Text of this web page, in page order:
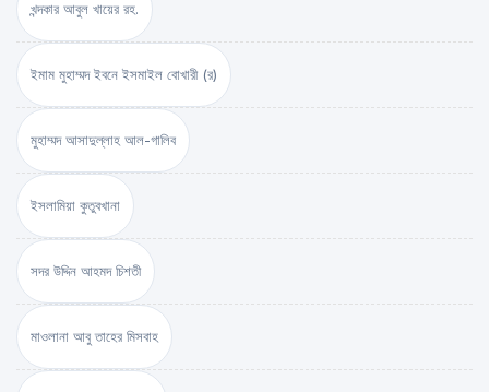
খন্দকার আবুল খায়ের রহ.
ইমাম মুহাম্মদ ইবনে ইসমাইল বোখারী (র)
মুহাম্মদ আসাদুল্লাহ আল-গালিব
ইসলামিয়া কুতুবখানা
সদর উদ্দিন আহমদ চিশতী
মাওলানা আবু তাহের মিসবাহ